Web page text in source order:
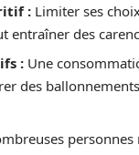
: Limiter ses
entraîner des
: Une
des